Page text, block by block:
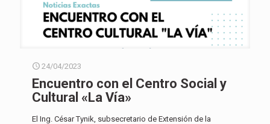
24/04/2023
Encuentro con el Centro Social y
Cultural «La Vía»
El Ing. César Tynik, subsecretario de Extensión de la